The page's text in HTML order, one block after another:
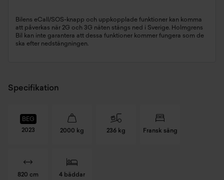
Bilens eCall/SOS-knapp och uppkopplade funktioner kan komma
att påverkas när 2G och 3G näten stängs ned i Sverige. Holmgrens
Bil kan inte garantera att dessa funktioner kommer fungera som de
ska efter nedstängningen.
Specifikation
BEG
2023
2000 kg 236 kg Fransk säng
820 cm 4 bäddar